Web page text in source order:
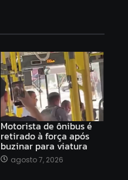
Motorista de ônibus é
retirado à força após
buzinar para viatura
agosto 7, 2026